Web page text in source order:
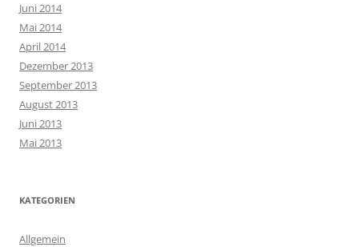
Juni 2014
Mai 2014
April 2014
Dezember 2013
September 2013
August 2013
Juni 2013
Mai 2013
KATEGORIEN
Allgemein